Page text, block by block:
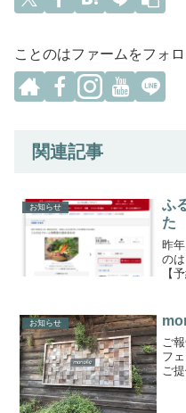
ことのはファームをフォ
関連記事
お知らせ
ふ
た
昨
の
【
追
の
お知らせ
ご
フ
ご